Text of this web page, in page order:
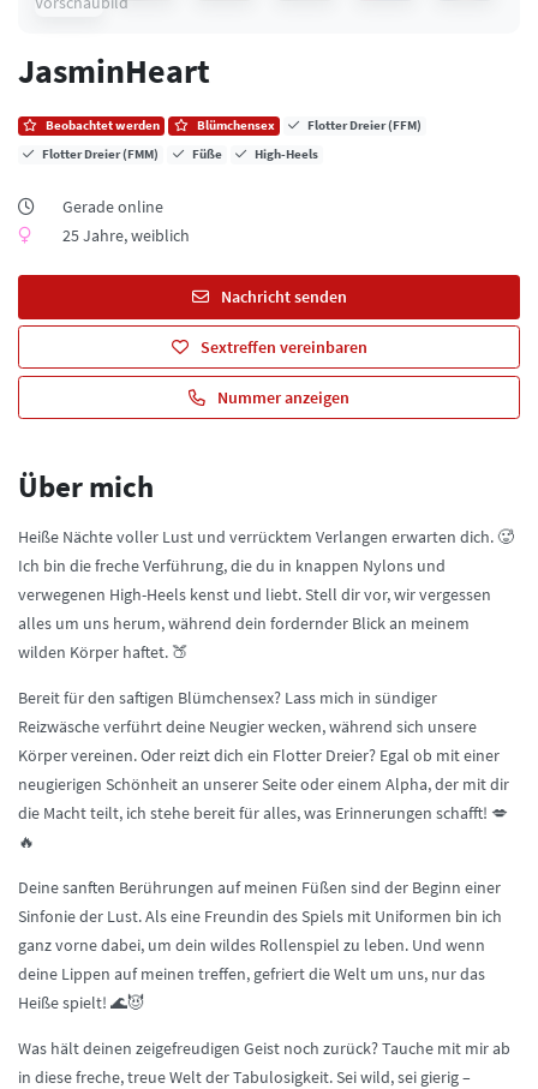
JasminHeart
Beobachtet werden Blümchensex
Flotter Dreier (FFM)
Flotter Dreier (FMM)
Füße High-Heels
Gerade online
25 Jahre, weiblich
Nachricht senden
Sextreffen vereinbaren
Nummer anzeigen
Über mich
Heiße Nächte voller Lust und verrücktem Verlangen erwarten dich. 🥵
Ich bin die freche Verführung, die du in knappen Nylons und
verwegenen High-Heels kenst und liebt. Stell dir vor, wir vergessen
alles um uns herum, während dein fordernder Blick an meinem
wilden Körper haftet. 🍑
Bereit für den saftigen Blümchensex? Lass mich in sündiger
Reizwäsche verführt deine Neugier wecken, während sich unsere
Körper vereinen. Oder reizt dich ein Flotter Dreier? Egal ob mit einer
neugierigen Schönheit an unserer Seite oder einem Alpha, der mit dir
die Macht teilt, ich stehe bereit für alles, was Erinnerungen schafft! 💋
🔥
Deine sanften Berührungen auf meinen Füßen sind der Beginn einer
Sinfonie der Lust. Als eine Freundin des Spiels mit Uniformen bin ich
ganz vorne dabei, um dein wildes Rollenspiel zu leben. Und wenn
deine Lippen auf meinen treffen, gefriert die Welt um uns, nur das
Heiße spielt! 🌊😈
Was hält deinen zeigefreudigen Geist noch zurück? Tauche mit mir ab
in diese freche, treue Welt der Tabulosigkeit. Sei wild, sei gierig –